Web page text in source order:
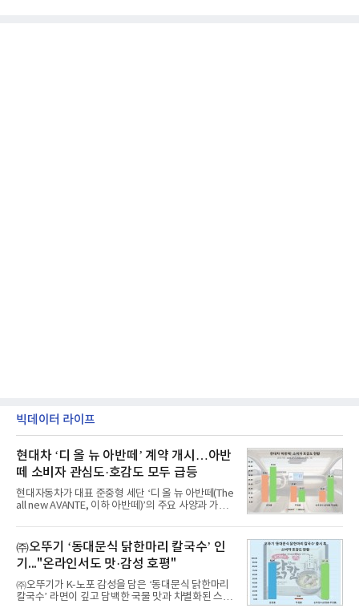
빅데이터 라이프
현대차 ‘디 올 뉴 아반떼’ 계약 개시…아반
떼 소비자 관심도·호감도 모두 급등
현대자동차가 대표 준중형 세단 ‘디 올 뉴 아반떼(The
all new AVANTE, 이하 아반떼)’의 주요 사양과 가격
떼는 6년 만에 선보이는 8세대 완전변경 모델로, ▲정
교한 선과 면을 중심으로 완성한 파격적인 디자인 ▲
과거 중형 세단 수준으로 확대된 차체 제원 ▲글로벌
최고 수준의 안전성 ▲성능과 효율을 동시에 높인 주
행 완성도 ▲첨단 편의 및 디지털 사양 적용 등을 통해
글로벌 준중형 세단의 새로운 기준을 세웠다.아반떼
는 가솔린 2.0과 1.6 하이브리드 두 가지 파워트레인
㈜오뚜기 ‘동대문식 닭한마리 칼국수’ 인
기..."온라인서도 맛·감성 호평"
㈜오뚜기가 K-노포 감성을 담은 ‘동대문식 닭한마리
칼국수’ 라면이 깊고 담백한 국물 맛과 차별화된 스토